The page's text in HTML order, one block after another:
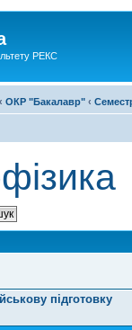
РЕКС
‹ ОКР "Бакалавр" ‹
підготовку